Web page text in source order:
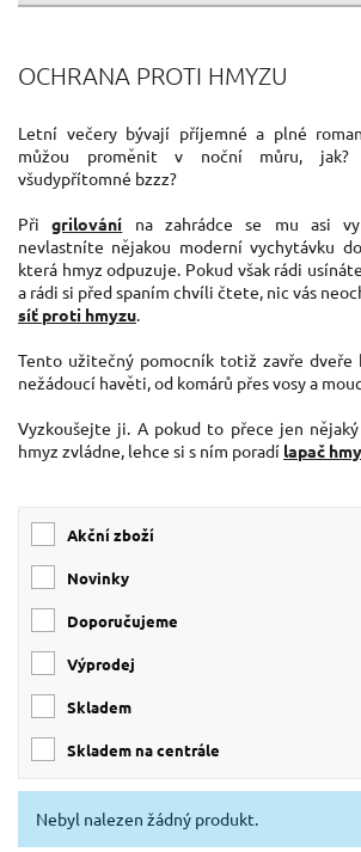
Výrobce
EXTOL-CRAFT (1)
SIXTOL(1)
OCHRANA PROTI HMYZU
Letní večery bývají příjemné a plné
můžou proměnit v noční můru,
všudypřítomné bzzz?
Přigrilování na zahrádce se mu asi
nevlastníte nějakou moderní vychytávku
která hmyz odpuzuje. Pokud však rádi
a rádi si před spaním chvíli čtete, nic vás
síť proti hmyzu.
Tento užitečný pomocník totiž zavře dveře
nežádoucí havěti, od komárů přes vosy a
Vyzkoušejte ji. A pokud to přece jen
hmyz zvládne, lehce si s ním poradí lapač
Akční zboží
Novinky
Doporučujeme
Výprodej
skladem
skladem na centrále
Nebyl nalezen žádný produkt.